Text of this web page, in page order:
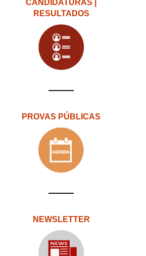
CANDIDATURAS |
RESULTADOS
PROVAS PÚBLICAS
NEWSLETTER